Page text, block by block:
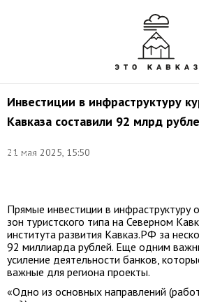
Инвестиции в инфраструктуру
Кавказа составили 92 млрд
21 мая 2025, 15:50
Евгений
Прямые инвестиции в инфраструктуру
зон туристского типа на Северном
института развития Кавказ.РФ за
92 миллиарда рублей. Еще одним
усиление деятельности банков,
важные для региона проекты.
«Одно из основных направлений